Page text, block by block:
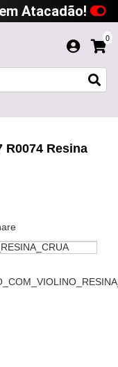
Atacadão!
0
Resina